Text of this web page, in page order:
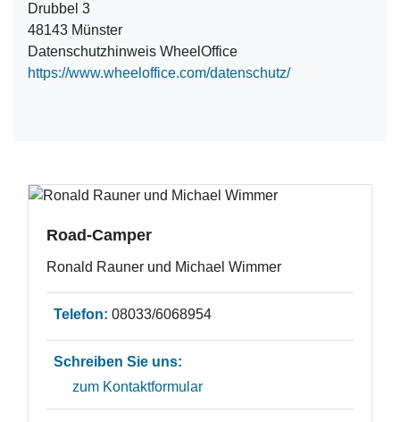
Drubbel 3
48143 Münster
Datenschutzhinweis WheelOffice
https://www.wheeloffice.com/datenschutz/
Road-Camper
Ronald Rauner und Michael Wimmer
Telefon: 08033/6068954
Schreiben Sie uns:
zum Kontaktformular